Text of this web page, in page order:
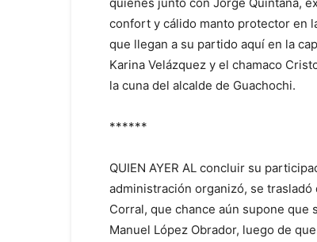
confort y cálido manto protector en
que llegan a su partido aquí en la
Karina Velázquez y el chamaco
la cuna del alcalde de Guachochi.
******
QUIEN AYER AL concluir su
administración organizó, se
Corral, que chance aún supone
Manuel López Obrador, luego de